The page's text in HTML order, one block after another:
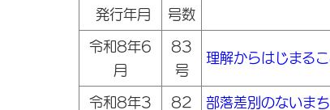
発行年月 号数
令和8年6
月
83
号
理解からはじまるこ
令和8年3
82
部落差別のないま